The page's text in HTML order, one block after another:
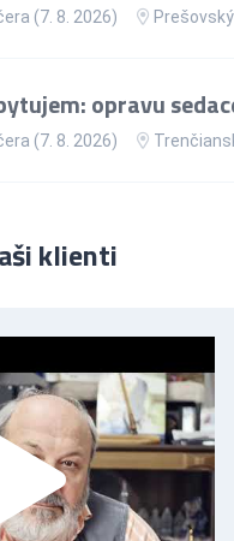
(7. 8. 2026)
opravu
(7. 8. 2026)
klienti